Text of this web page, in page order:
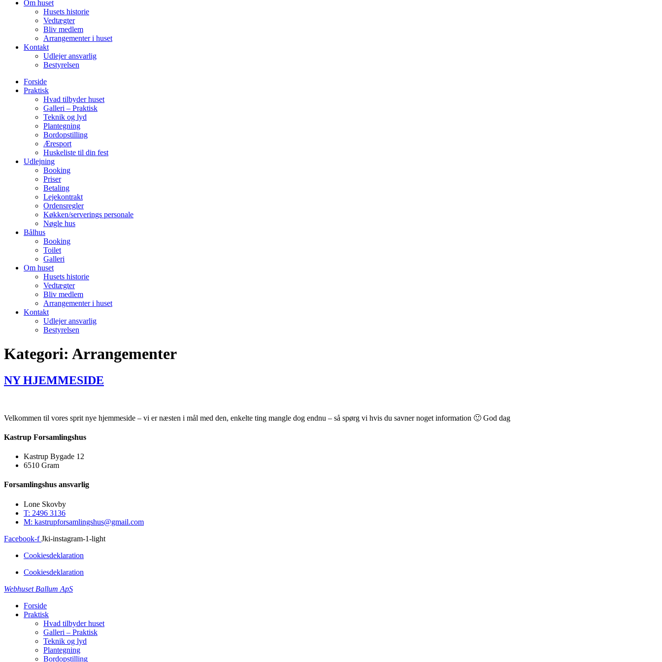
Om huset
Husets historie
Vedtægter
Bliv medlem
Arrangementer i huset
Kontakt
Udlejer ansvarlig
Bestyrelsen
Forside
Praktisk
Hvad tilbyder huset
Galleri – Praktisk
Teknik og lyd
Plantegning
Bordopstilling
Æresport
Huskeliste til din fest
Udlejning
Booking
Priser
Betaling
Lejekontrakt
Ordensregler
Køkken/serverings personale
Nøgle hus
Bålhus
Booking
Toilet
Galleri
Om huset
Husets historie
Vedtægter
Bliv medlem
Arrangementer i huset
Kontakt
Udlejer ansvarlig
Bestyrelsen
Kategori: Arrangementer
NY HJEMMESIDE
Velkommen til vores sprit nye hjemmeside – vi er næsten i mål med den, enkelte ting mangle dog endnu – så spørg vi hvis du savner noget information 🙂 God dag
Kastrup Forsamlingshus
Kastrup Bygade 12
6510 Gram
Forsamlingshus ansvarlig
Lone Skovby
T: 2496 3136
M: kastrupforsamlingshus@gmail.com
Facebook-f Jki-instagram-1-light
Cookiesdeklaration
Cookiesdeklaration
Webhuset Ballum ApS
Forside
Praktisk
Hvad tilbyder huset
Galleri – Praktisk
Teknik og lyd
Plantegning
Bordopstilling